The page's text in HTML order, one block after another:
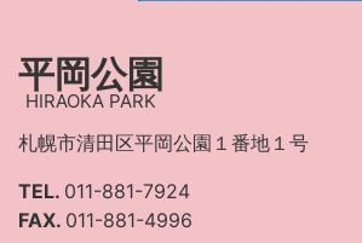
平岡公園
HIRAOKA PARK
札幌市清田区平岡公園１番地１号
TEL. 011-881-7924
FAX. 011-881-4996